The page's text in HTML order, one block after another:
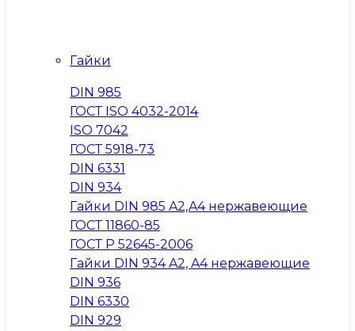
Гайки
DIN 985
ГОСТ ISO 4032-2014
ISO 7042
ГОСТ 5918-73
DIN 6331
DIN 934
Гайки DIN 985 A2,A4 нержавеющие
ГОСТ 11860-85
ГОСТ Р 52645-2006
Гайки DIN 934 A2, A4 нержавеющие
DIN 936
DIN 6330
DIN 929